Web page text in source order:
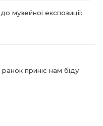
музейної експозиції:
стали частиною
вшанували людей
навички
ранок приніс нам біду